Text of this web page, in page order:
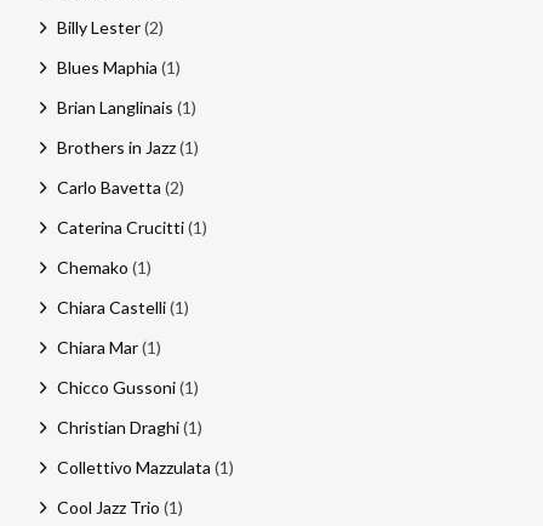
Billy Lester(2)
Blues Maphia (1)
Brian Langlinais (1)
Brothers in Jazz(1)
Carlo Bavetta (2)
Caterina Crucitti(1)
Chemako (1)
Chiara Castelli(1)
Chiara Mar(1)
Chicco Gussoni(1)
Christian Draghi(1)
Collettivo Mazzulata (1)
Cool Jazz Trio (1)